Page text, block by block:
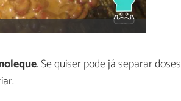
. Se quiser pode já separar doses